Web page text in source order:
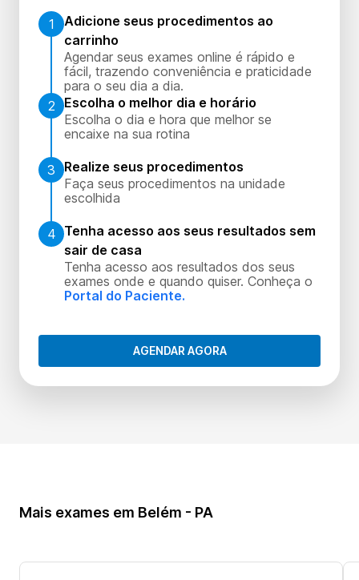
1
Adicione seus procedimentos ao
carrinho
Agendar seus exames online é rápido e
fácil, trazendo conveniência e praticidade
para o seu dia a dia.
2
Escolha o melhor dia e horário
Escolha o dia e hora que melhor se
encaixe na sua rotina
3
Realize seus procedimentos
Faça seus procedimentos na unidade
escolhida
4 Tenha acesso aos seus resultados sem
sair de casa
Tenha acesso aos resultados dos seus
exames onde e quando quiser. Conheça o
Portal do Paciente.
AGENDAR AGORA
Mais exames em Belém - PA